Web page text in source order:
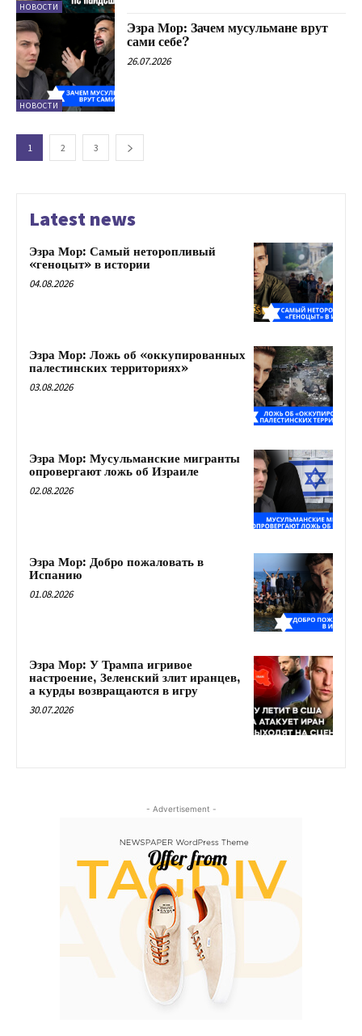
НОВОСТИ
НОВОСТИ
Эзра Мор: Зачем мусульмане врут
сами себе?
26.07.2026
1 2 3
Latest news
Эзра Мор: Самый неторопливый
«геноцыт» в истории
04.08.2026
Эзра Мор: Ложь об «оккупированных
палестинских территориях»
03.08.2026
Эзра Мор: Мусульманские мигранты
опровергают ложь об Израиле
02.08.2026
Эзра Мор: Добро пожаловать в
Испанию
01.08.2026
Эзра Мор: У Трампа игривое
настроение, Зеленский злит иранцев,
а курды возвращаются в игру
30.07.2026
- Advertisement -